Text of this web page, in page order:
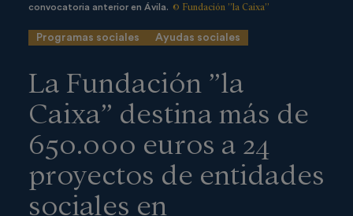
convocatoria anterior en Ávila. © Fundación ”la Caixa”
Programas sociales Ayudas sociales
La Fundación ”la
Caixa” destina más de
650.000 euros a 24
proyectos de entidades
sociales en